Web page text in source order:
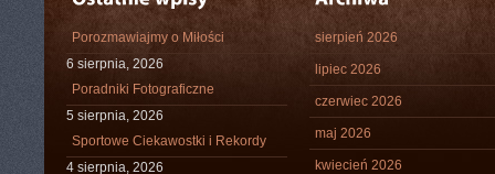
Porozmawiajmy o Miłości
6 sierpnia, 2026
Poradniki Fotograficzne
5 sierpnia, 2026
Sportowe Ciekawostki i Rekordy
4 sierpnia, 2026
sierpień 2026
lipiec 2026
czerwiec 2026
maj 2026
kwiecień 2026